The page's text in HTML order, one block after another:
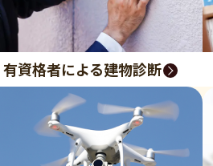
有資格者による建物診断